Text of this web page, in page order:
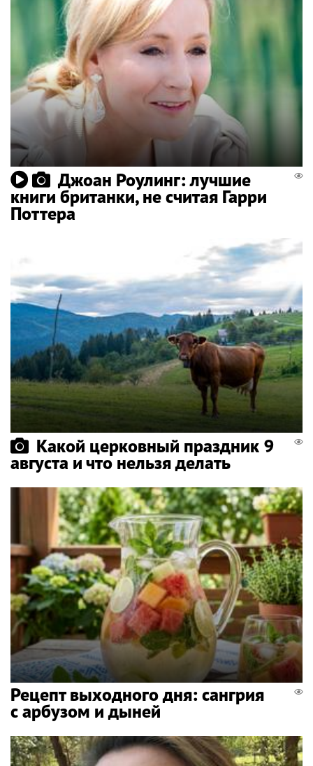
Джоан Роулинг: лучшие
книги британки, не считая Гарри
Поттера
Какой церковный праздник 9
августа и что нельзя делать
Рецепт выходного дня: сангрия
с арбузом и дыней